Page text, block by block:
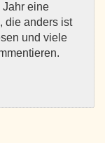
eine
die anders ist
und viele